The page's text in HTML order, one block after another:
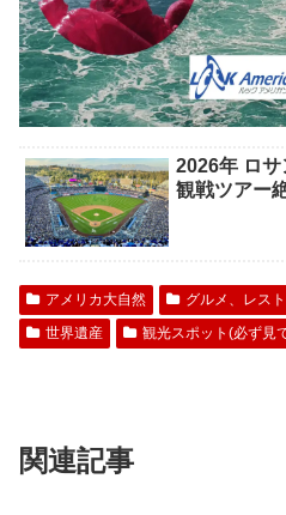
2026年 ロ
観戦ツアー
アメリカ大自然 グルメ、レス
世界遺産
観光スポット(必ず見
関連記事